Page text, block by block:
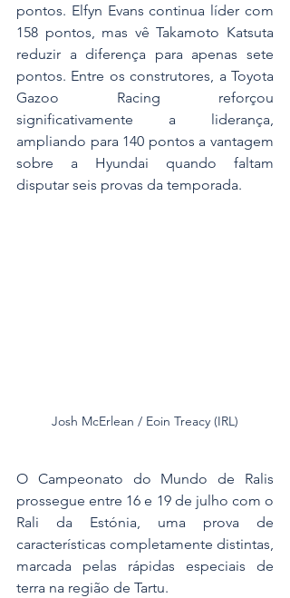
pontos. Elfyn Evans continua líder com
158 pontos, mas vê Takamoto Katsuta
reduzir a diferença para apenas sete
pontos. Entre os construtores, a Toyota
Gazoo Racing reforçou
significativamente a liderança,
ampliando para 140 pontos a vantagem
sobre a Hyundai quando faltam
disputar seis provas da temporada.
Josh McErlean / Eoin Treacy (IRL)
O Campeonato do Mundo de Ralis
prossegue entre 16 e 19 de julho com o
Rali da Estónia, uma prova de
características completamente distintas,
marcada pelas rápidas especiais de
terra na região de Tartu.